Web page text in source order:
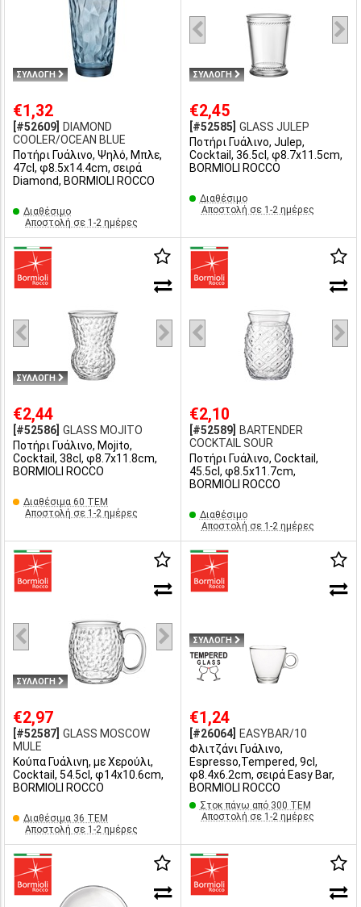
ΣΥΛΛΟΓΗ
€1,32
[#52609]
DIAMOND
COOLER/OCΕΑΝ BLUE
Ποτήρι Γυάλινο, Ψηλό, Μπλε,
47cl, φ8.5x14.4cm, σειρά
Diamond, BORMIOLI ROCCO
Διαθέσιμο
Αποστολή σε 1-2 ημέρες
ΣΥΛΛΟΓΗ
€2,45
[#52585] GLASS JULEP
Ποτήρι Γυάλινο, Julep,
Cocktail, 36.5cl, φ8.7x11.5cm,
BORMIOLI ROCCO
Διαθέσιμο
Αποστολή σε 1-2 ημέρες
ΣΥΛΛΟΓΗ
€2,44
[#52586] GLASS MOJITO
Ποτήρι Γυάλινο, Mojito,
Cocktail, 38cl, φ8.7x11.8cm,
BORMIOLI ROCCO
Διαθέσιμα 60 ΤΕΜ
Αποστολή σε 1-2 ημέρες
€2,10
[#52589]
BARTENDER
COCKTAIL SOUR
Ποτήρι Γυάλινο, Cocktail,
45.5cl, φ8.5x11.7cm,
BORMIOLI ROCCO
Διαθέσιμο
Αποστολή σε 1-2 ημέρες
ΣΥΛΛΟΓΗ
€2,97
[#52587] GLASS MOSCOW
MULE
Κούπα Γυάλινη, με Χερούλι,
Cocktail, 54.5cl, φ14x10.6cm,
BORMIOLI ROCCO
Διαθέσιμα 36 ΤΕΜ
Αποστολή σε 1-2 ημέρες
ΣΥΛΛΟΓΗ
€1,24
[#26064]
EASYBAR/10
Φλιτζάνι Γυάλινο,
Espresso,Tempered, 9cl,
φ8.4x6.2cm, σειρά Easy Bar,
BORMIOLI ROCCO
Στοκ πάνω από 300 ΤΕΜ
Αποστολή σε 1-2 ημέρες